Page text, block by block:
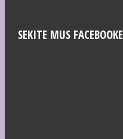
SEKITE MUS FACEBOOKE